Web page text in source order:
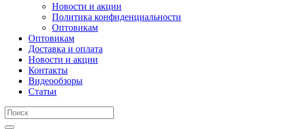
Новости и акции
Политика конфиденциальности
Оптовикам
Оптовикам
Доставка и оплата
Новости и акции
Контакты
Видеообзоры
Статьи